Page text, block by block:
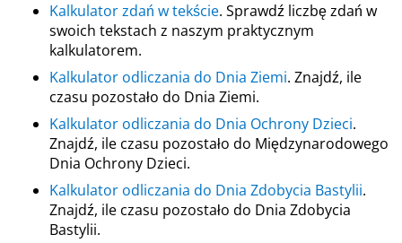
Kalkulator zdań w tekście. Sprawdź liczbę zdań w
swoich tekstach z naszym praktycznym
kalkulatorem.
Kalkulator odliczania do Dnia Ziemi. Znajdź, ile
czasu pozostało do Dnia Ziemi.
Kalkulator odliczania do Dnia Ochrony Dzieci.
Znajdź, ile czasu pozostało do Międzynarodowego
Dnia Ochrony Dzieci.
Kalkulator odliczania do Dnia Zdobycia Bastylii.
Znajdź, ile czasu pozostało do Dnia Zdobycia
Bastylii.